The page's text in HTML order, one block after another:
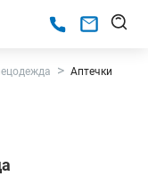
Аптечки